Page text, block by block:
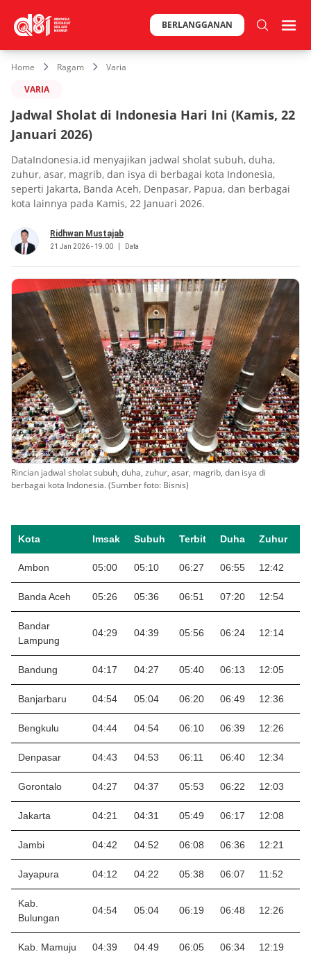
BERLANGGANAN
Home Ragam
Varia
VARIA
Jadwal Sholat di Indonesia Hari Ini (Kamis, 22
Januari 2026)
DataIndonesia.id menyajikan jadwal sholat subuh, duha,
zuhur, asar, magrib, dan isya di berbagai kota Indonesia,
seperti Jakarta, Banda Aceh, Denpasar, Papua, dan berbagai
kota lainnya pada Kamis, 22 Januari 2026.
Ridhwan Mustajab
21 Jan 2026 - 19.00 Data
Rincian jadwal sholat subuh, duha, zuhur, asar, magrib, dan isya di
berbagai kota Indonesia. (Sumber foto: Bisnis)
Kota Imsak Subuh Terbit Duha Zuhur
Ambon 05:00 05:10 06:27 06:55 12:42
Banda Aceh 05:26 05:36 06:51 07:20 12:54
Bandar
Lampung
04:29 04:39 05:56 06:24 12:14
Bandung 04:17 04:27 05:40 06:13 12:05
Banjarbaru 04:54 05:04 06:20 06:49 12:36
Bengkulu 04:44 04:54 06:10 06:39 12:26
Denpasar 04:43 04:53 06:11 06:40 12:34
Gorontalo 04:27 04:37 05:53 06:22 12:03
Jakarta 04:21 04:31 05:49 06:17 12:08
Jambi 04:42 04:52 06:08 06:36 12:21
Jayapura 04:12 04:22 05:38 06:07 11:52
Kab.
Bulungan
04:54 05:04 06:19 06:48 12:26
Kab. Mamuju 04:39 04:49 06:05 06:34 12:19